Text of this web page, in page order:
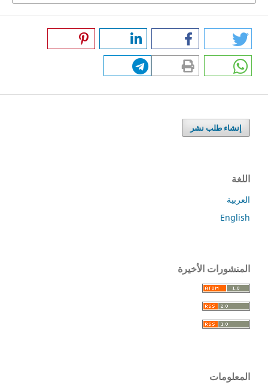
إنشاء طلب نشر
اللغة
العربية
English
المنشورات الأخيرة
المعلومات